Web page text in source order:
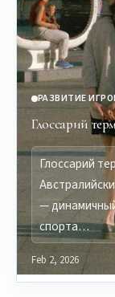
РАЗВИТИЕ
Глоссарий
Глоссарий
—
спорта…
Feb 2, 2026